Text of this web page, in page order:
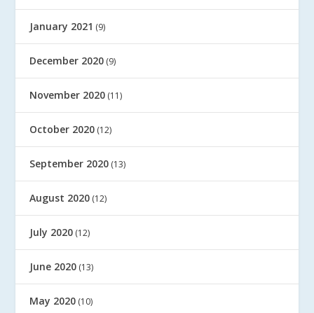
January 2021 (9)
December 2020 (9)
November 2020 (11)
October 2020 (12)
September 2020 (13)
August 2020 (12)
July 2020 (12)
June 2020 (13)
May 2020 (10)